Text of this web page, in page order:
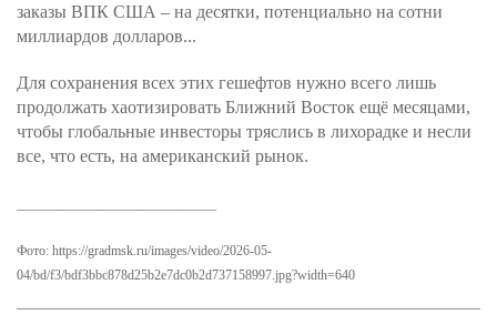
заказы ВПК США – на десятки, потенциально на сотни
миллиардов долларов...
Для сохранения всех этих гешефтов нужно всего лишь
продолжать хаотизировать Ближний Восток ещё месяцами,
чтобы глобальные инвесторы тряслись в лихорадке и несли
все, что есть, на американский рынок.
Фото: https://gradmsk.ru/images/video/2026-05-
04/bd/f3/bdf3bbc878d25b2e7dc0b2d737158997.jpg?width=640